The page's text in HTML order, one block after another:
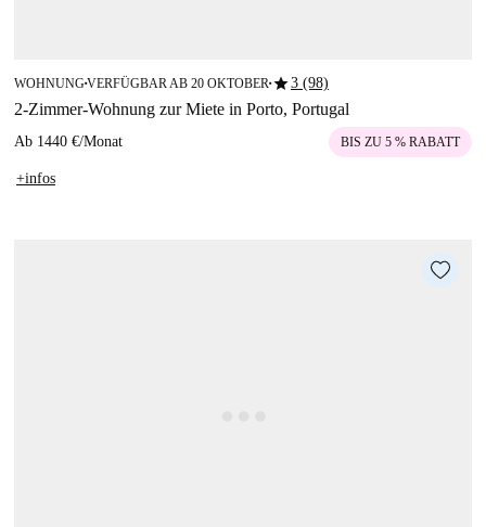
WOHNUNG■VERFÜGBAR AB 20 OKTOBER ■star3 (98)
2-Zimmer-Wohnung zur Miete in Porto, Portugal
Ab 1440 €/Monat BIS ZU 5 % RABATT
+infos